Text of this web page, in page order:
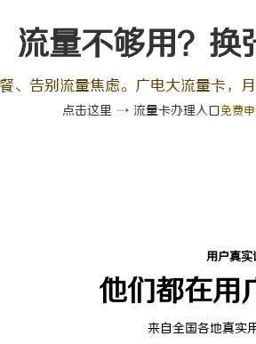
流量不够用？换
、告别流量焦虑。广电大流量卡，
点击这里 → 流量卡办理入口免费
用户真实
他们都在用
来自全国各地真实